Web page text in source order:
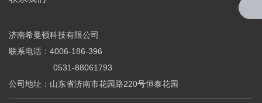
济南希曼顿科技有限公司
联系电话：4006-186-396
0531-88061793
公司地址：山东省济南市花园路220号恒泰花园